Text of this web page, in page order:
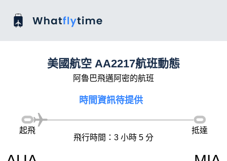
美國航空 AA2217航班動態
阿魯巴飛邁阿密的航班
時間資訊待提供
起飛
飛行時間：3 小時 5 分
抵達